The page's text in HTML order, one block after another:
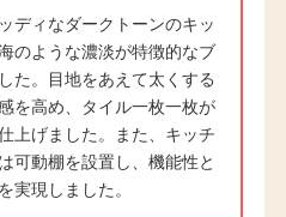
ディなダークトーンのキッ
のような濃淡が特徴的なブ
た。目地をあえて太くする
を高め、タイル一枚一枚が
上げました。また、キッチ
可動棚を設置し、機能性と
実現しました。